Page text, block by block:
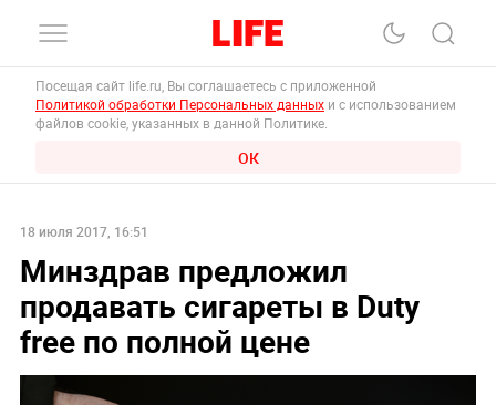
Посещая сайт life.ru, Вы соглашаетесь с приложенной
Политикой обработки Персональных данных и с использованием
файлов cookie, указанных в данной Политике.
ОК
18 июля 2017, 16:51
Минздрав предложил
продавать сигареты в Duty
free по полной цене